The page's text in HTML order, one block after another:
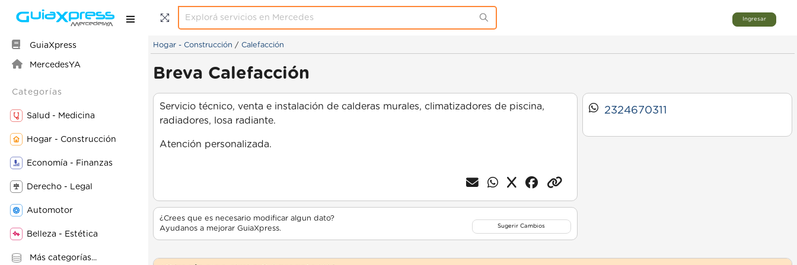
Ingresar
GuiaXpress
MercedesYA
Categorías
Salud - Medicina
Hogar - Construcción
Economía - Finanzas
Derecho - Legal
Automotor
Belleza - Estética
Más categorías...
Hogar - Construcción / Calefacción
Breva Calefacción
Servicio técnico, venta e instalación de calderas murales, climatizadores de piscina,
radiadores, losa radiante.
Atención personalizada.
¿Crees que es necesario modificar algun dato?
Ayudanos a mejorar GuiaXpress.
Sugerir Cambios
2324670311